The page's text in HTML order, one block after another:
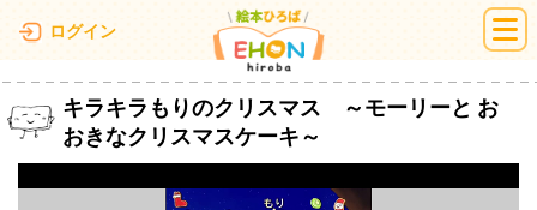
ログイン 絵本ひろば
キラキラもりのクリスマス ～モーリーと お
おきなクリスマスケーキ～